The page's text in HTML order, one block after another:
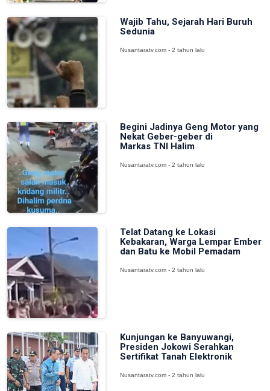
Wajib Tahu, Sejarah Hari Buruh
Sedunia
Nusantaratv.com - 2 tahun lalu
Begini Jadinya Geng Motor yang
Nekat Geber-geber di
Markas TNI Halim
Nusantaratv.com - 2 tahun lalu
Telat Datang ke Lokasi
Kebakaran, Warga Lempar Ember
dan Batu ke Mobil Pemadam
Nusantaratv.com - 2 tahun lalu
Kunjungan ke Banyuwangi,
Presiden Jokowi Serahkan
Sertifikat Tanah Elektronik
Nusantaratv.com - 2 tahun lalu